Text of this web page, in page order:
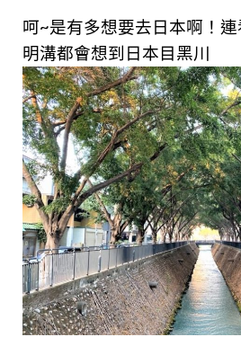
呵~是有多想要去日本啊！
明溝都會想到日本目黑川